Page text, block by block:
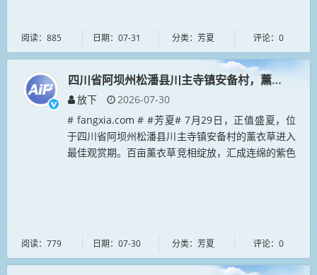
阅读：885 日期：07-31 分类：芳夏 评论：0
四川省阿坝州松潘县川主寺镇安备村，薰衣草进
放下
2026-07-30
# fangxia.com # #芳夏# 7月29日，正值盛夏，位
于四川省阿坝州松潘县川主寺镇安备村的薰衣草进入
最佳观赏期。百亩薰衣草竞相绽放，汇成连绵的紫色
阅读：779 日期：07-30 分类：芳夏 评论：0